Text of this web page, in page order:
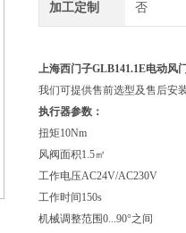
加工定制 否
上海西门子GLB141.1E电动风
我们可提供售前选型及售后安
执行器参数：
扭矩10Nm
风阀面积1.5㎡
工作电压AC24V/AC230V
工作时间150s
机械调整范围0...90°之间